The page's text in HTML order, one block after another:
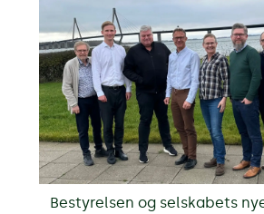
Bestyrelsen og selskabets